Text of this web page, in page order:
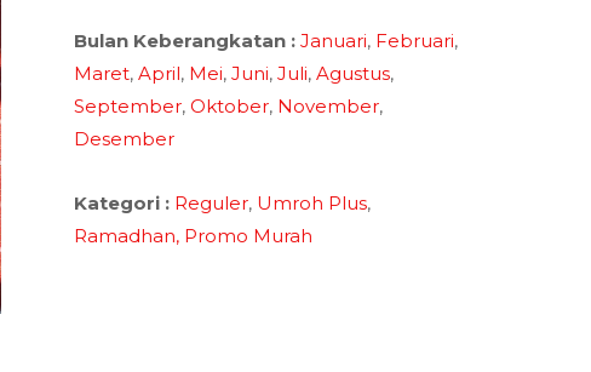
Bulan Keberangkatan : Januari, Februari,
Maret, April, Mei, Juni, Juli, Agustus,
September, Oktober, November,
Desember
Kategori : Reguler, Umroh Plus,
Ramadhan, Promo Murah